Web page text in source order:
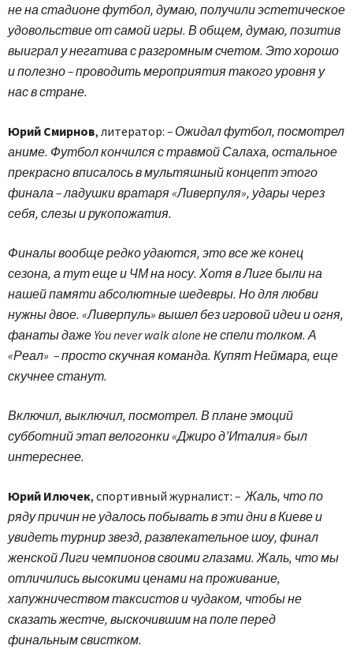
не на стадионе футбол, думаю, получили эстетическое
удовольствие от самой игры. В общем, думаю, позитив
выиграл у негатива с разгромным счетом. Это хорошо
и полезно – проводить мероприятия такого уровня у
нас в стране.
Юрий Смирнов, литератор: – Ожидал футбол, посмотрел
аниме. Футбол кончился с травмой Салаха, остальное
прекрасно вписалось в мультяшный концепт этого
финала – ладушки вратаря «Ливерпуля», удары через
себя, слезы и рукопожатия.
Финалы вообще редко удаются, это все же конец
сезона, а тут еще и ЧМ на носу. Хотя в Лиге были на
нашей памяти абсолютные шедевры. Но для любви
нужны двое. «Ливерпуль» вышел без игровой идеи и огня,
фанаты даже You never walk alone не спели толком. А
«Реал» – просто скучная команда. Купят Неймара, еще
скучнее станут.
Включил, выключил, посмотрел. В плане эмоций
субботний этап велогонки «Джиро д’Италия» был
интереснее.
Юрий Илючек, спортивный журналист: – Жаль, что по
ряду причин не удалось побывать в эти дни в Киеве и
увидеть турнир звезд, развлекательное шоу, финал
женской Лиги чемпионов своими глазами. Жаль, что мы
отличились высокими ценами на проживание,
хапужничеством таксистов и чудаком, чтобы не
сказать жестче, выскочившим на поле перед
финальным свистком.